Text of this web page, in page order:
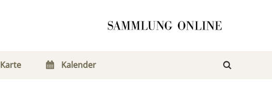
Karte Kalender